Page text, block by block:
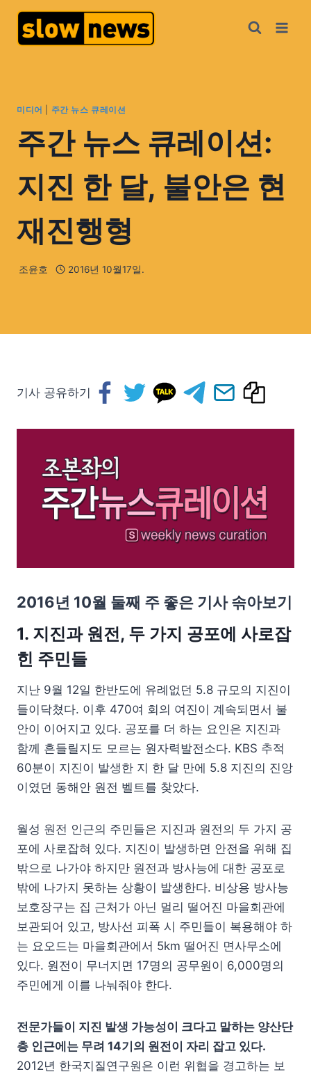
미디어 주간 뉴스 큐레이션
주간 뉴스 큐레이션:
지진 한 달, 불안은 현
재진행형
조윤호 2016년 10월17일.
기사 공유하기
2016년 10월 둘째 주 좋은 기사 솎아보기
1. 지진과 원전, 두 가지 공포에 사로잡
힌 주민들
지난 9월 12일 한반도에 유례없던 5.8 규모의 지진이
들이닥쳤다. 이후 470여 회의 여진이 계속되면서 불
안이 이어지고 있다. 공포를 더 하는 요인은 지진과
함께 흔들릴지도 모르는 원자력발전소다. KBS 추적
60분이 지진이 발생한 지 한 달 만에 5.8 지진의 진앙
이였던 동해안 원전 벨트를 찾았다.
월성 원전 인근의 주민들은 지진과 원전의 두 가지 공
포에 사로잡혀 있다. 지진이 발생하면 안전을 위해 집
밖으로 나가야 하지만 원전과 방사능에 대한 공포로
밖에 나가지 못하는 상황이 발생한다. 비상용 방사능
보호장구는 집 근처가 아닌 멀리 떨어진 마을회관에
보관되어 있고, 방사선 피폭 시 주민들이 복용해야 하
는 요오드는 마을회관에서 5km 떨어진 면사무소에
있다. 원전이 무너지면 17명의 공무원이 6,000명의
주민에게 이를 나눠줘야 한다.
전문가들이 지진 발생 가능성이 크다고 말하는 양산단
층 인근에는 무려 14기의 원전이 자리 잡고 있다.
2012년 한국지질연구원은 이런 위협을 경고하는 보